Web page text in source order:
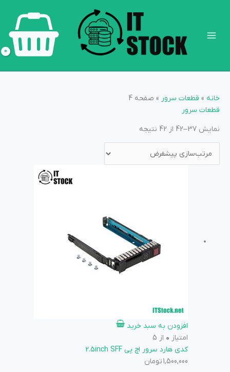
خانه » قطعات سرور » صفحه 4
قطعات سرور
نمایش 37–42 از 42 نتیجه
افزودن به سبد خرید
امتیاز 0 از 5
کدی هارد سرور اچ پی 2.5inch SFF
1,500,000تومان